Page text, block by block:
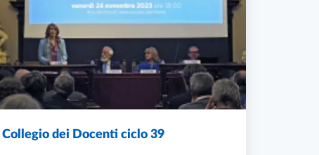
Collegio dei Docenti ciclo 39